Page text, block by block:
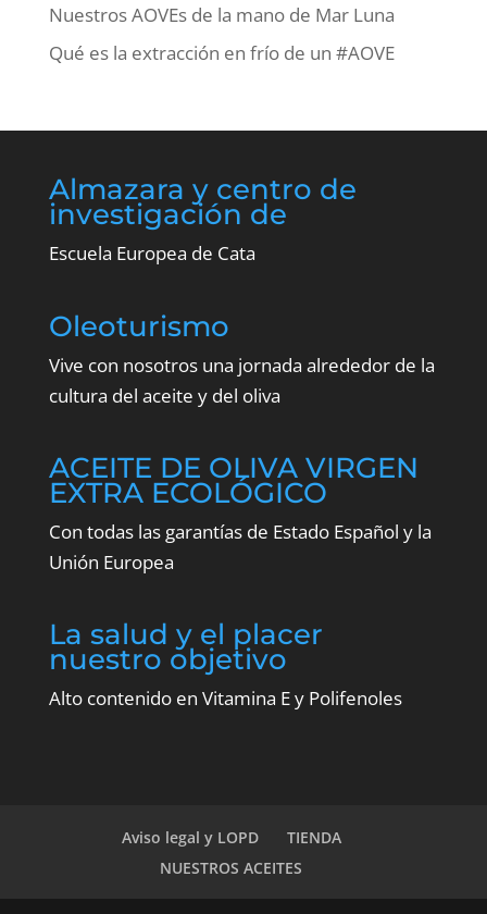
Nuestros AOVEs de la mano de Mar Luna
Qué es la extracción en frío de un #AOVE
Almazara y centro de
investigación de
Escuela Europea de Cata
Oleoturismo
Vive con nosotros una jornada alrededor de la
cultura del aceite y del oliva
ACEITE DE OLIVA VIRGEN
EXTRA ECOLÓGICO
Con todas las garantías de Estado Español y la
Unión Europea
La salud y el placer
nuestro objetivo
Alto contenido en Vitamina E y Polifenoles
Aviso legal y LOPD
TIENDA
NUESTROS ACEITES